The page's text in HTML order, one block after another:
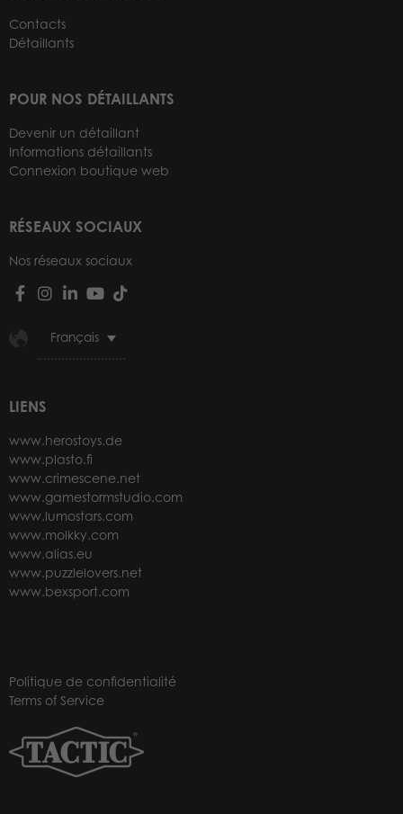
Contacts
Détaillants
POUR NOS DÉTAILLANTS
Devenir un détaillant
Informations détaillants
Connexion boutique web
RÉSEAUX SOCIAUX
Nos réseaux sociaux
Français
LIENS
www.herostoys.de
www.plasto.fi
www.crimescene.net
www.gamestormstudio.com
www.lumostars.com
www.molkky.com
www.alias.eu
www.puzzlelovers.net
www.bexsport.com
Politique de confidentialité
Terms of Service